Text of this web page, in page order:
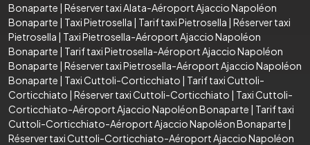
Bonaparte | Réserver taxi Alata-Aéroport Ajaccio Napoléon
Bonaparte | Taxi Pietrosella | Tarif taxi Pietrosella | Réserver taxi
Pietrosella | Taxi Pietrosella-Aéroport Ajaccio Napoléon
Bonaparte | Tarif taxi Pietrosella-Aéroport Ajaccio Napoléon
Bonaparte | Réserver taxi Pietrosella-Aéroport Ajaccio Napoléon
Bonaparte | Taxi Cuttoli-Corticchiato | Tarif taxi Cuttoli-
Corticchiato | Réserver taxi Cuttoli-Corticchiato | Taxi Cuttoli-
Corticchiato-Aéroport Ajaccio Napoléon Bonaparte | Tarif taxi
Cuttoli-Corticchiato-Aéroport Ajaccio Napoléon Bonaparte |
Réserver taxi Cuttoli-Corticchiato-Aéroport Ajaccio Napoléon